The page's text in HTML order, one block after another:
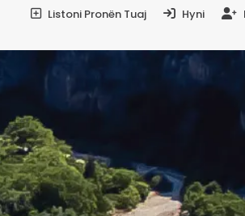
Listoni Pronën Tuaj Hyni